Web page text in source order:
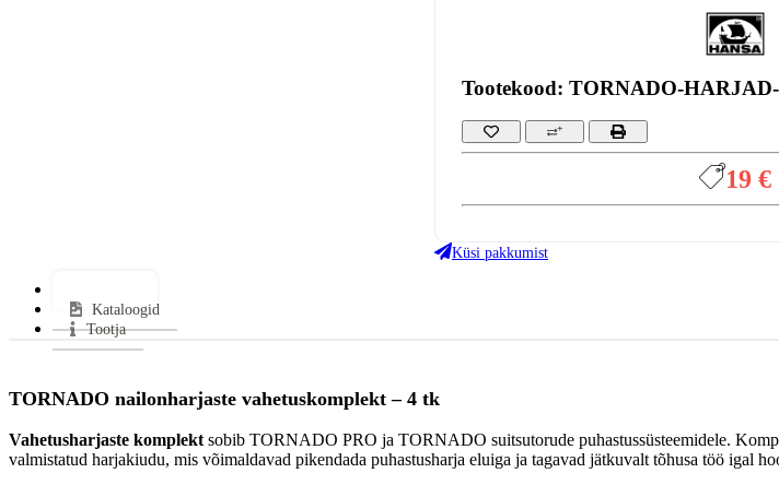
Tootekood: TORNADO-
19 €
Küsi pakkumist
Kataloogid
Tootja
TORNADO nailonharjaste vahetuskomplekt – 4 tk
Vahetusharjaste komplektsobib TORNADO PRO ja TORNADO suitsutorude puhastussüsteemidele.
valmistatud harjakiudu, mis võimaldavad pikendada puhastusharja eluiga ja tagavad jätkuvalt tõhusa töö igal